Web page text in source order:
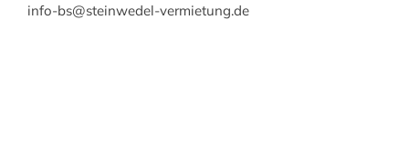
info-bs@steinwedel-vermietung.de